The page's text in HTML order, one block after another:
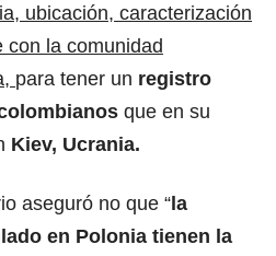
ubicación, caracterización
con la comunidad
para tener un registro
que en su
Kiev, Ucrania.
aseguró no que “la
en Polonia tienen la